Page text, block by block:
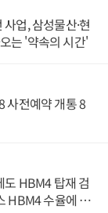
업, 삼성물산·현
는 '약속의 시간'
사전예약 개통 8
HBM4 탑재 검
HBM4 수율에 주